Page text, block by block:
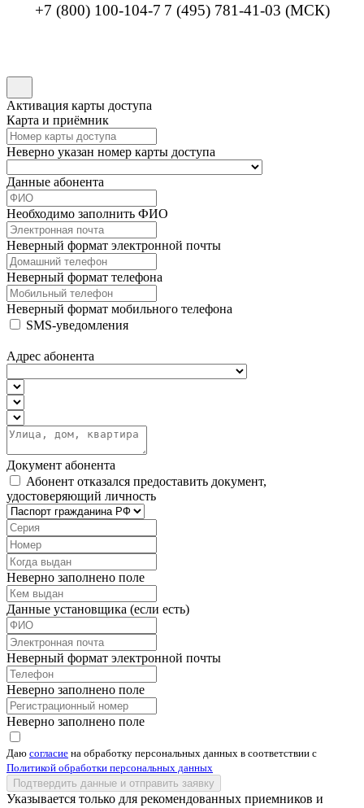
+7 (800) 100-104-7 7 (495) 781-41-03 (МСК)
Активация карты доступа
Карта и приёмник
Неверно указан номер карты доступа
Данные абонента
Необходимо заполнить ФИО
Неверный формат электронной почты
Неверный формат телефона
Неверный формат мобильного телефона
SMS-уведомления
Адрес абонента
Документ абонента
Абонент отказался предоставить документ,
удостоверяющий личность
Неверно заполнено поле
Данные установщика (если есть)
Неверный формат электронной почты
Неверно заполнено поле
Неверно заполнено поле
Даю согласие на обработку персональных данных в соответствии с
Политикой обработки персональных данных
Подтвердить данные и отправить заявку
Указывается только для рекомендованных приемников и